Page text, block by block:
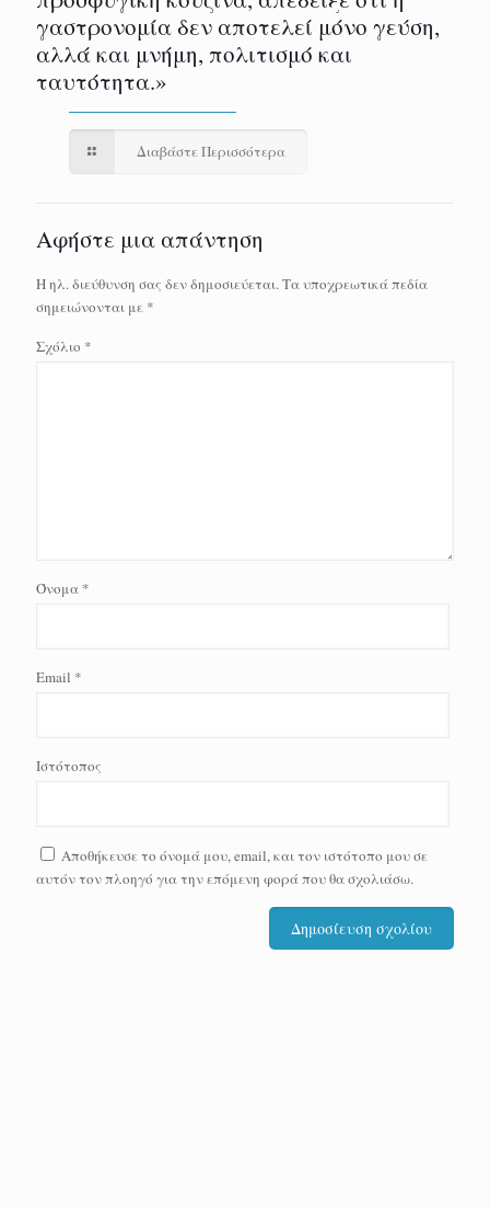
γαστρονομία δεν αποτελεί μόνο γεύση,
αλλά και μνήμη, πολιτισμό και
ταυτότητα.»
Διαβάστε Περισσότερα
Αφήστε μια απάντηση
Η ηλ. διεύθυνση σας δεν δημοσιεύεται.Τα υποχρεωτικά πεδία
σημειώνονται με *
Σχόλιο *
Όνομα *
Email *
Ιστότοπος
Αποθήκευσε το όνομά μου, email, και τον ιστότοπο μου σε
αυτόν τον πλοηγό για την επόμενη φορά που θα σχολιάσω.